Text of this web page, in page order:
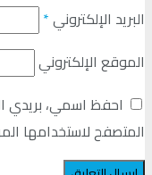
البريد الإلكتروني*
الموقع الإلكتروني
احفظ اسمي، بريدي
المتصفح لاستخدامها